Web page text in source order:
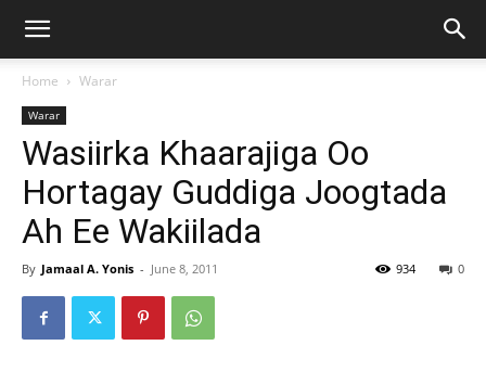
Home Warar
Warar
Wasiirka Khaarajiga Oo
Hortagay Guddiga Joogtada
Ah Ee Wakiilada
By Jamaal A. Yonis - June 8, 2011 0
934